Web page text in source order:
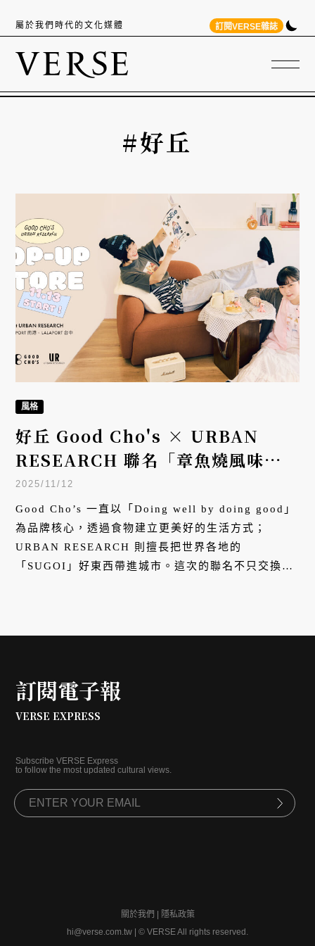
屬於我們時代的文化媒體 訂閱VERSE雜誌
#好丘
風格
好丘 Good Cho's × URBAN
RESEARCH 聯名「章魚燒風味貝
果」：大阪街頭美味變身台北早晨限
定
2025/11/12
Good Cho’s 一直以「Doing well by doing good」
為品牌核心，透過食物建立更美好的生活方式；
URBAN RESEARCH 則擅長把世界各地的
「SUGOI」好東西帶進城市。這次的聯名不只交換風
訂閱電子報
VERSE EXPRESS
Subscribe VERSE Express
to follow the most updated cultural views.
關於我們
隱私政策
hi@verse.com.tw
© VERSE All rights reserved.